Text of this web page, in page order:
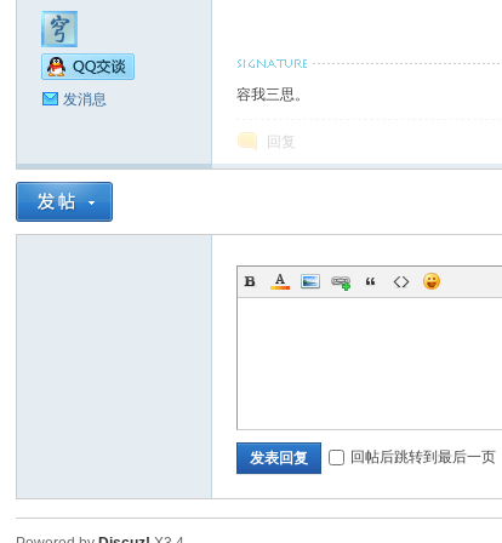
发消息 容我三思。
回复
发表回复 回帖后跳转到最后一页